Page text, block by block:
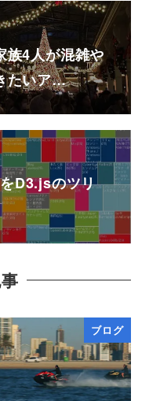
族4人が混雑や
たいア…
D3.jsのツリ
ブログ